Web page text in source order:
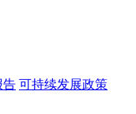
告 可持续发展政策